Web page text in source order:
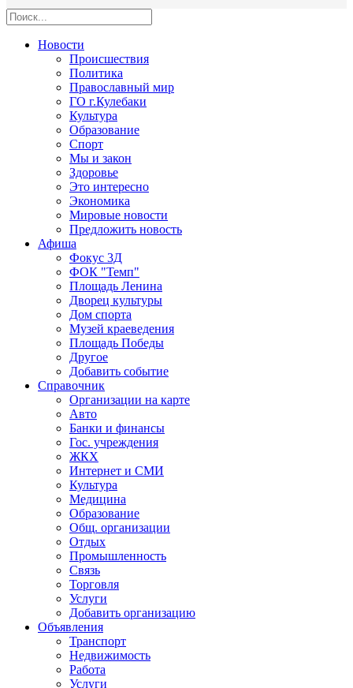
Новости
Происшествия
Политика
Православный мир
ГО г.Кулебаки
Культура
Образование
Спорт
Мы и закон
Здоровье
Это интересно
Экономика
Мировые новости
Предложить новость
Афиша
Фокус 3Д
ФОК "Темп"
Площадь Ленина
Дворец культуры
Дом спорта
Музей краеведения
Площадь Победы
Другое
Добавить событие
Справочник
Организации на карте
Авто
Банки и финансы
Гос. учреждения
ЖКХ
Интернет и СМИ
Культура
Медицина
Образование
Общ. организации
Отдых
Промышленность
Связь
Торговля
Услуги
Добавить организацию
Объявления
Транспорт
Недвижимость
Работа
Услуги